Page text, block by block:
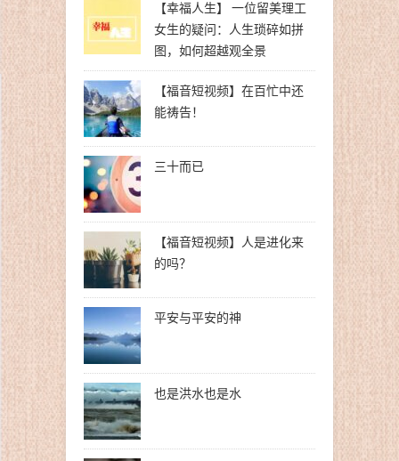
【幸福人生】 一位留美理工
女生的疑问：人生琐碎如拼
图，如何超越观全景
【福音短视频】在百忙中还
能祷告！
三十而已
【福音短视频】人是进化来
的吗？
平安与平安的神
也是洪水也是水